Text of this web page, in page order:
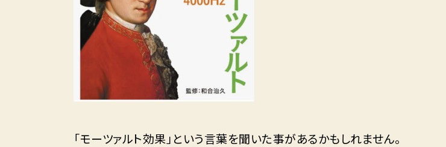
「モーツァルト効果」という言葉を聞いた事があるかもしれません。